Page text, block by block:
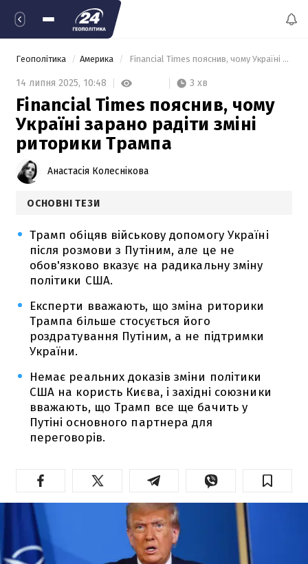
Геополітика Америка Financial Times пояснив, чому Україні зарано радіти зміні риторики Трампа
14 липня 2025, 10:48 3 хв
Financial Times пояснив, чому
Україні зарано радіти зміні
риторики Трампа
Анастасія Колеснікова
ОСНОВНІ ТЕЗИ
Трамп обіцяв військову допомогу Україні
після розмови з Путіним, але це не
обов'язково вказує на радикальну зміну
політики США.
Експерти вважають, що зміна риторики
Трампа більше стосується його
роздратування Путіним, а не підтримки
України.
Немає реальних доказів зміни політики
США на користь Києва, і західні союзники
вважають, що Трамп все ще бачить у
Путіні основного партнера для
переговорів.